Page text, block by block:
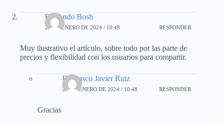
Fernando Bosh
25 DE ENERO DE 2024 / 10:48 RESPONDER
Muy ilustrativo el artículo, sobre todo por las parte de
precios y flexibilidad con los usuarios para compartir.
Francisco Javier Ruiz
25 DE ENERO DE 2024 / 10:48 RESPONDER
Gracias